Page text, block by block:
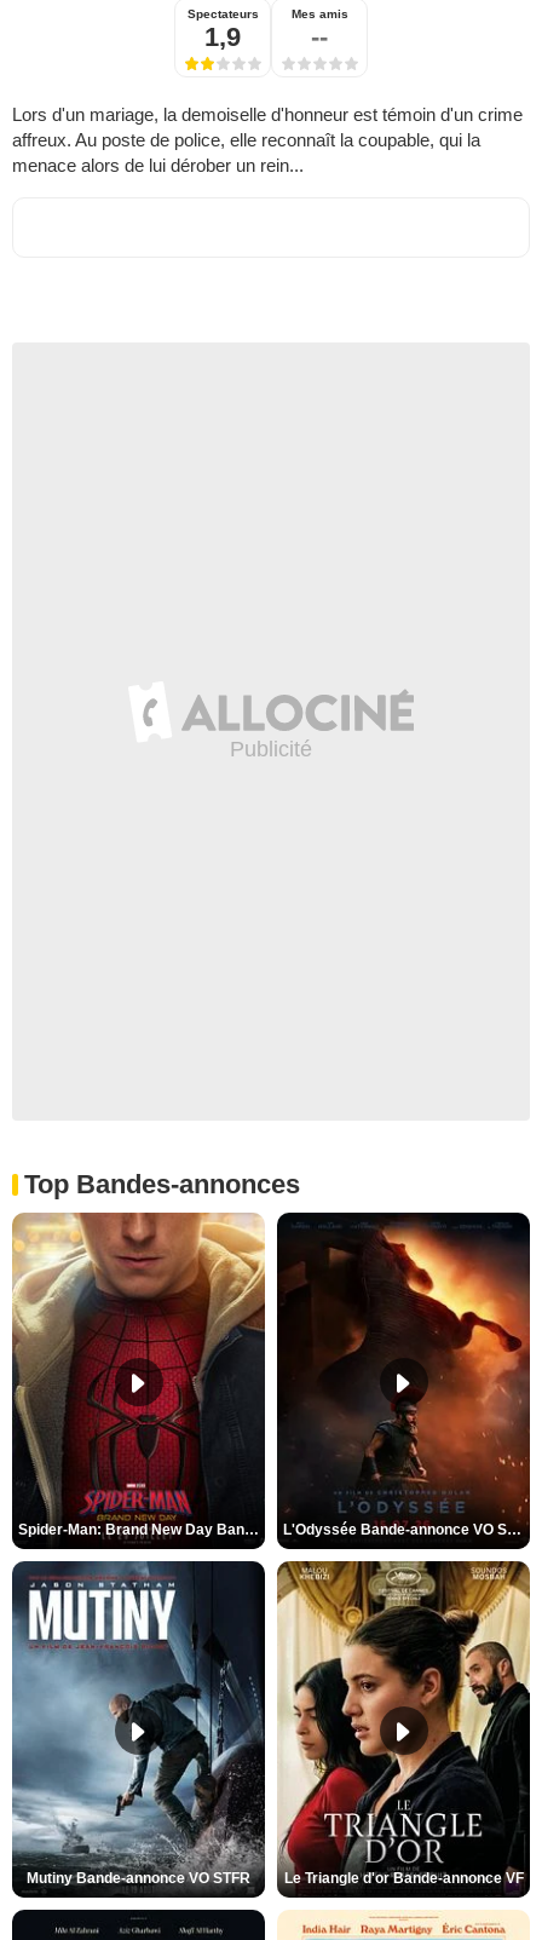
Spectateurs
1,9
Mes amis
--
Lors d'un mariage, la demoiselle d'honneur est témoin d'un crime
affreux. Au poste de police, elle reconnaît la coupable, qui la
menace alors de lui dérober un rein...
Top Bandes-annonces
Spider-Man: Brand New Day Bande-annonce VO STFR L'Odyssée Bande-annonce VO STFR
Mutiny Bande-annonce VO STFR Le Triangle d'or Bande-annonce VF